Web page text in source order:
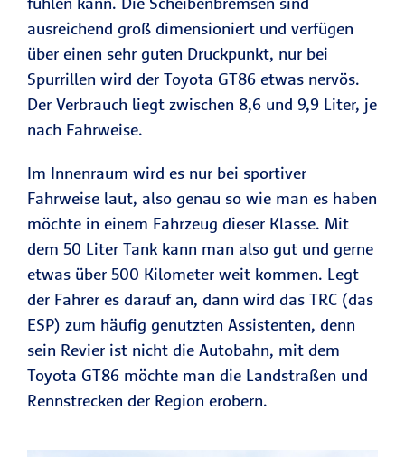
ausreichend groß dimensioniert und verfügen
über einen sehr guten Druckpunkt, nur bei
Spurrillen wird der Toyota GT86 etwas nervös.
Der Verbrauch liegt zwischen 8,6 und 9,9 Liter, je
nach Fahrweise.
Im Innenraum wird es nur bei sportiver
Fahrweise laut, also genau so wie man es haben
möchte in einem Fahrzeug dieser Klasse. Mit
dem 50 Liter Tank kann man also gut und gerne
etwas über 500 Kilometer weit kommen. Legt
der Fahrer es darauf an, dann wird das TRC (das
ESP) zum häufig genutzten Assistenten, denn
sein Revier ist nicht die Autobahn, mit dem
Toyota GT86 möchte man die Landstraßen und
Rennstrecken der Region erobern.